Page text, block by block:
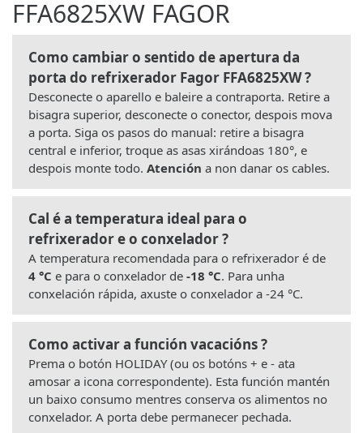
FFA6825XW FAGOR
Como cambiar o sentido de apertura da
porta do refrixerador Fagor FFA6825XW ?
Desconecte o aparello e baleire a contraporta. Retire a
bisagra superior, desconecte o conector, despois mova
a porta. Siga os pasos do manual: retire a bisagra
central e inferior, troque as asas xirándoas 180°, e
despois monte todo. Atención a non danar os cables.
Cal é a temperatura ideal para o
refrixerador e o conxelador ?
A temperatura recomendada para o refrixerador é de
4 °C e para o conxelador de -18 °C. Para unha
conxelación rápida, axuste o conxelador a -24 °C.
Como activar a función vacacións ?
Prema o botón HOLIDAY (ou os botóns + e - ata
amosar a icona correspondente). Esta función mantén
un baixo consumo mentres conserva os alimentos no
conxelador. A porta debe permanecer pechada.